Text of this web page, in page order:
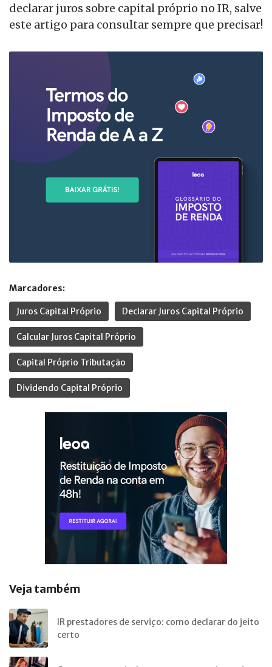
declarar juros sobre capital próprio no IR, salve
este artigo para consultar sempre que precisar!
Marcadores:
Juros Capital Próprio Declarar Juros Capital Próprio
Calcular Juros Capital Próprio
Capital Próprio Tributação
Dividendo Capital Próprio
Veja também
IR prestadores de serviço: como declarar do jeito
certo